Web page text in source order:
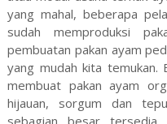
yang mahal, beberapa
sudah memproduksi
pembuatan pakan ayam
yang mudah kita temukan.
membuat pakan ayam
hijauan, sorgum dan
sebagian besar tersedia